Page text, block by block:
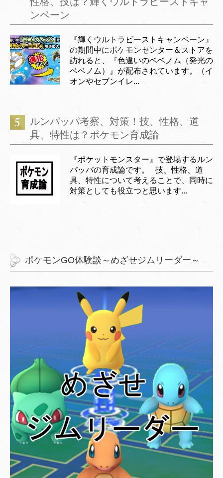
ンペーン
『輝くウルトラビーストキャンペーン』
の期間中にポケモンセンター＆ストアを
訪れると、『色違いのベベノム（発光の
ベベノム）』が配布されています。（イ
オンやセブンイレ...
ルンパッパ考察、対策！技、性格、道
具、特性は？ポケモン育成論
『ポケットモンスター』で登場するルン
パッパの育成論です。 技、性格、道
具、特性について考えることで、同時に
対策としても役立つと思います...
ポケモンGO体験談～めざせジムリーダー～